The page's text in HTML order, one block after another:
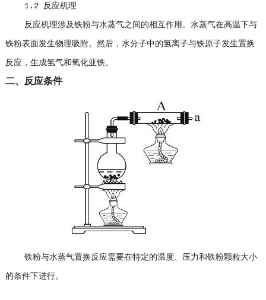
1.2 反应机理
反应机理涉及铁粉与水蒸气之间的相互作用。水蒸气在高温下与
铁粉表面发生物理吸附。然后，水分子中的氢离子与铁原子发生置换
反应，生成氢气和氧化亚铁。
二、反应条件
铁粉与水蒸气置换反应需要在特定的温度、压力和铁粉颗粒大小
的条件下进行。